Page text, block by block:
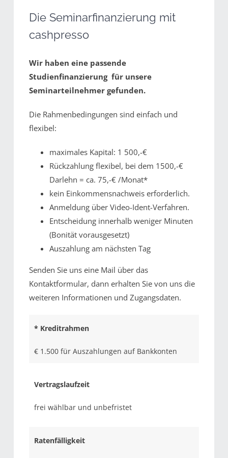
Die Seminarfinanzierung mit
cashpresso
Wir haben eine passende
Studienfinanzierung für unsere
Seminarteilnehmer gefunden.
Die Rahmenbedingungen sind einfach und
flexibel:
maximales Kapital: 1 500,-€
Rückzahlung flexibel, bei dem 1500,-€
Darlehn = ca. 75,-€ /Monat*
kein Einkommensnachweis erforderlich.
Anmeldung über Video-Ident-Verfahren.
Entscheidung innerhalb weniger Minuten
(Bonität vorausgesetzt)
Auszahlung am nächsten Tag
Senden Sie uns eine Mail über das
Kontaktformular, dann erhalten Sie von uns die
weiteren Informationen und Zugangsdaten.
* Kreditrahmen
€ 1.500 für Auszahlungen auf Bankkonten
Vertragslaufzeit
frei wählbar und unbefristet
Ratenfälligkeit